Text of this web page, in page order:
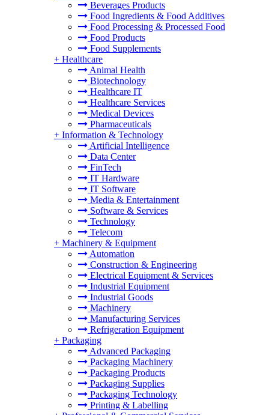
Beverages Products
Food Ingredients & Food Additives
Food Processing & Processed Food
Food Products
Food Supplements
+ Healthcare
Animal Health
Biotechnology
Healthcare IT
Healthcare Services
Medical Devices
Pharmaceuticals
+ Information & Technology
Artificial Intelligence
Data Center
FinTech
IT Hardware
IT Software
Media & Entertainment
Software & Services
Technology
Telecom
+ Machinery & Equipment
Automation
Construction & Engineering
Electrical Equipment & Services
Industrial Equipment
Industrial Goods
Machinery
Manufacturing Services
Refrigeration Equipment
+ Packaging
Advanced Packaging
Packaging Machinery
Packaging Products
Packaging Supplies
Packaging Technology
Printing & Labelling